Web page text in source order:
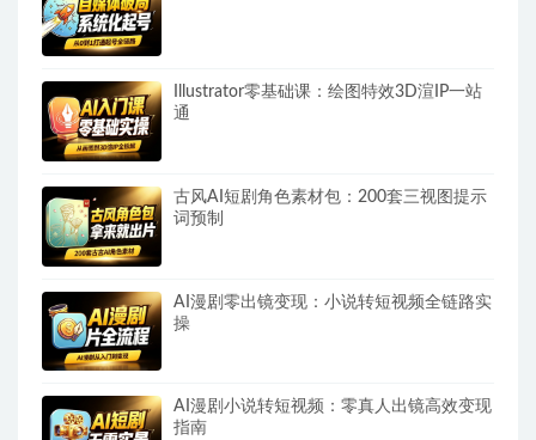
Illustrator零基础课：绘图特效3D渲IP一站
通
古风AI短剧角色素材包：200套三视图提示
词预制
AI漫剧零出镜变现：小说转短视频全链路实
操
AI漫剧小说转短视频：零真人出镜高效变现
指南